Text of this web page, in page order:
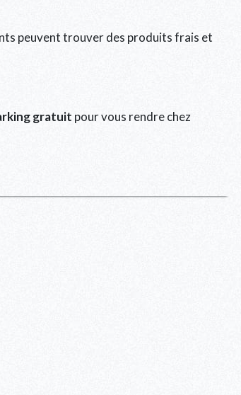
peuvent trouver des produits frais et
gratuit pour vous rendre chez